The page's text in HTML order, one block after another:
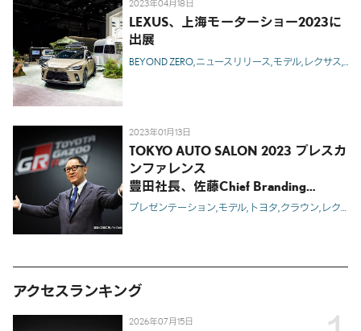
2023年04月18日
LEXUS、上海モーターショー2023に
出展
BEYOND ZERO ニュースリリース モデル レクサス RZ
2023年01月13日
TOKYO AUTO SALON 2023 プレスカ
ンファレンス
豊田社長、佐藤Chief Branding
Officer あいさつ文
プレゼンテーション モデル トヨタ クラウン レクサス
アクセスランキング
2026年07月15日